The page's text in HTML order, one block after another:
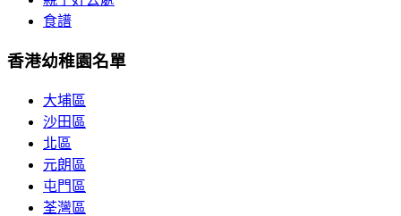
食譜
香港幼稚園名單
大埔區
沙田區
北區
元朗區
屯門區
荃灣區